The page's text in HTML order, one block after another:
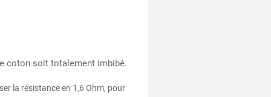
coton soit totalement imbibé.
la résistance en 1,6 Ohm, pour